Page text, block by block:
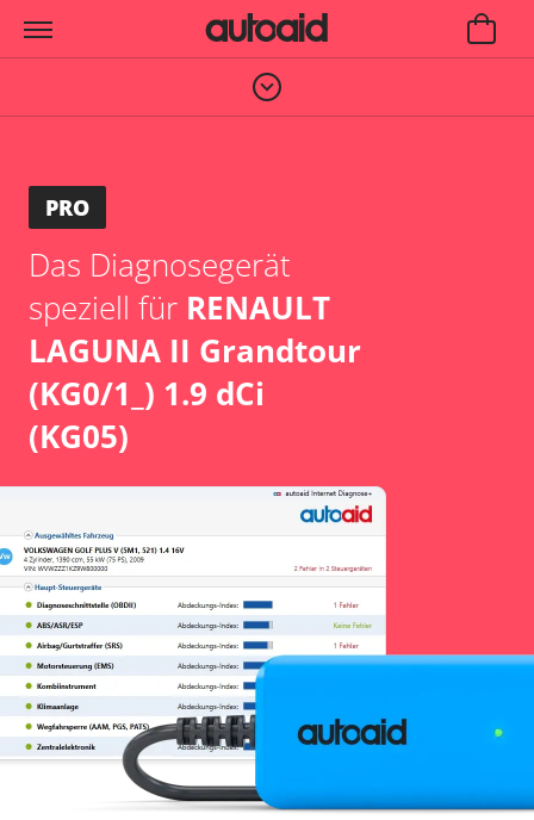
PRO
Das Diagnosegerät
speziell für RENAULT
LAGUNA II Grandtour
(KG0/1_) 1.9 dCi
(KG05)